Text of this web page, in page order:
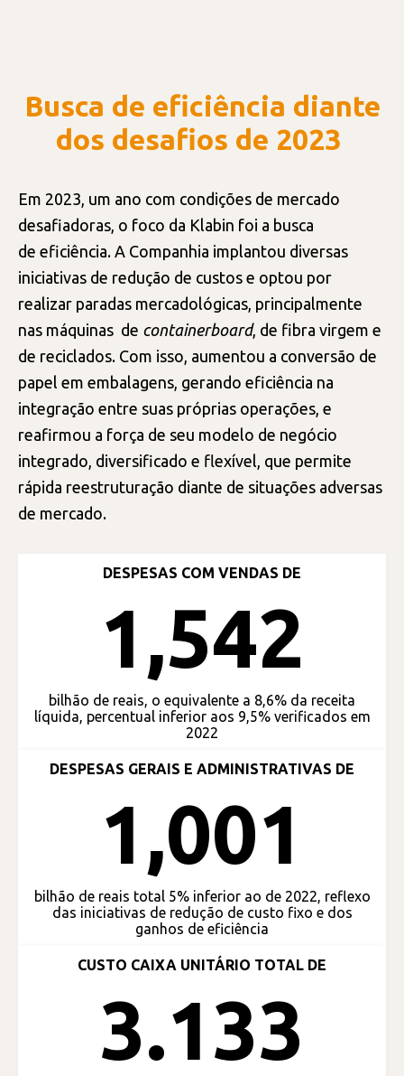
BIODIVERSIDADE
Busca de eficiência diante
dos desafios de 2023
Em 2023, um ano com condições de mercado
desafiadoras, o foco da Klabin foi a busca
de eficiência. A Companhia implantou diversas
iniciativas de redução de custos e optou por
realizar paradas mercadológicas, principalmente
nas máquinas de containerboard, de fibra virgem e
de reciclados. Com isso, aumentou a conversão de
papel em embalagens, gerando eficiência na
integração entre suas próprias operações, e
reafirmou a força de seu modelo de negócio
integrado, diversificado e flexível, que permite
rápida reestruturação diante de situações adversas
de mercado.
DESPESAS COM VENDAS DE
1,542
bilhão de reais, o equivalente a 8,6% da receita
líquida, percentual inferior aos 9,5% verificados em
2022
DESPESAS GERAIS E ADMINISTRATIVAS DE
1,001
bilhão de reais total 5% inferior ao de 2022, reflexo
das iniciativas de redução de custo fixo e dos
ganhos de eficiência
CUSTO CAIXA UNITÁRIO TOTAL DE
3.133